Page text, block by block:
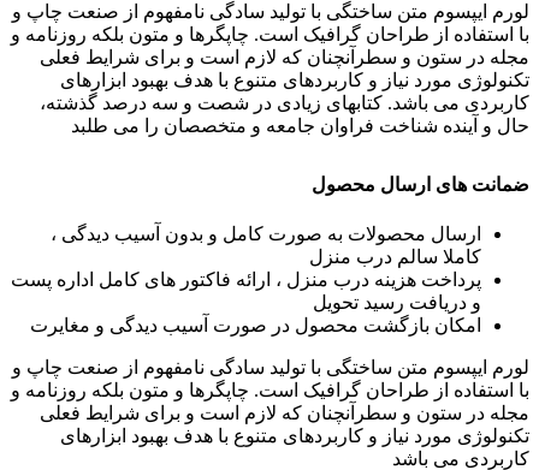
لورم ایپسوم متن ساختگی با تولید سادگی نامفهوم از صنعت چاپ و
با استفاده از طراحان گرافیک است. چاپگرها و متون بلکه روزنامه و
مجله در ستون و سطرآنچنان که لازم است و برای شرایط فعلی
تکنولوژی مورد نیاز و کاربردهای متنوع با هدف بهبود ابزارهای
کاربردی می باشد. کتابهای زیادی در شصت و سه درصد گذشته،
حال و آینده شناخت فراوان جامعه و متخصصان را می طلبد
ضمانت های ارسال محصول
ارسال محصولات به صورت کامل و بدون آسیب دیدگی ،
کاملا سالم درب منزل
پرداخت هزینه درب منزل ، ارائه فاکتور های کامل اداره پست
و دریافت رسید تحویل
امکان بازگشت محصول در صورت آسیب دیدگی و مغایرت
لورم ایپسوم متن ساختگی با تولید سادگی نامفهوم از صنعت چاپ و
با استفاده از طراحان گرافیک است. چاپگرها و متون بلکه روزنامه و
مجله در ستون و سطرآنچنان که لازم است و برای شرایط فعلی
تکنولوژی مورد نیاز و کاربردهای متنوع با هدف بهبود ابزارهای
کاربردی می باشد